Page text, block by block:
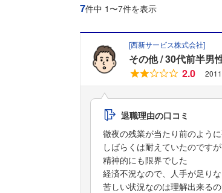
7件中 1〜7件を表示
[西新サービス株式会社]
その他 30代前半男
2.0
退職理由の口コミ
徹夜の残業が当たり前のよう
しばらくは耐えていたのです
精神的にも限界でした
経済不況なので、人手が足り
苦しい状況なのは理解出来る